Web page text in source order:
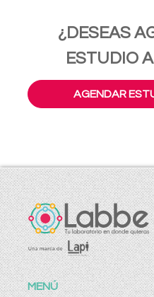
¿DESEAS
ESTUDIO
AGENDAR
MENÚ